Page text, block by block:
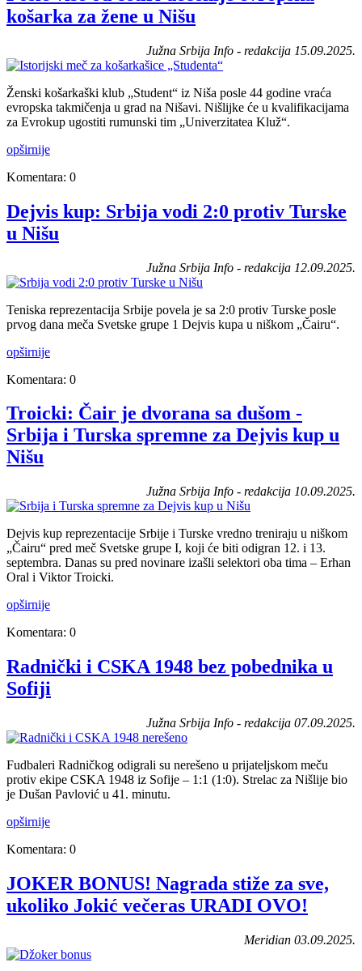
košarka za žene u Nišu
Južna Srbija Info - redakcija 15.09.2025.
Ženski košarkaški klub „Student“ iz Niša posle 44 godine vraća
evropska takmičenja u grad na Nišavi. Nišlijke će u kvalifikacijama
za Evrokup ugostiti rumunski tim „Univerzitatea Kluž“.
opširnije
Komentara: 0
Dejvis kup: Srbija vodi 2:0 protiv Turske
u Nišu
Južna Srbija Info - redakcija 12.09.2025.
Teniska reprezentacija Srbije povela je sa 2:0 protiv Turske posle
prvog dana meča Svetske grupe 1 Dejvis kupa u niškom „Čairu“.
opširnije
Komentara: 0
Troicki: Čair je dvorana sa dušom -
Srbija i Turska spremne za Dejvis kup u
Nišu
Južna Srbija Info - redakcija 10.09.2025.
Dejvis kup reprezentacije Srbije i Turske vredno treniraju u niškom
„Čairu“ pred meč Svetske grupe I, koji će biti odigran 12. i 13.
septembra. Danas su pred novinare izašli selektori oba tima – Erhan
Oral i Viktor Troicki.
opširnije
Komentara: 0
Radnički i CSKA 1948 bez pobednika u
Sofiji
Južna Srbija Info - redakcija 07.09.2025.
Fudbaleri Radničkog odigrali su nerešeno u prijateljskom meču
protiv ekipe CSKA 1948 iz Sofije – 1:1 (1:0). Strelac za Nišlije bio
je Dušan Pavlović u 41. minutu.
opširnije
Komentara: 0
JOKER BONUS! Nagrada stiže za sve,
ukoliko Jokić večeras URADI OVO!
Meridian 03.09.2025.